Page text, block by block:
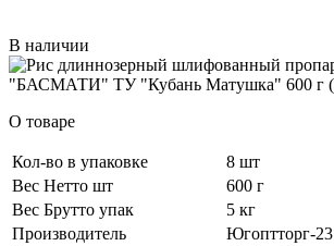
В наличии
О товаре
Кол-во в упаковке
8 шт
Вес Нетто шт
600 г
Вес Брутто упак
5 кг
Производитель
Югоптторг-23